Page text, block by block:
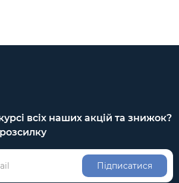
всіх наших акцій та знижок?
Підписатися